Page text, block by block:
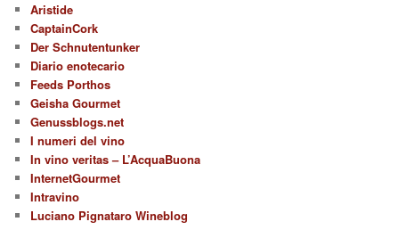
Aristide
CaptainCork
Der Schnutentunker
Diario enotecario
Feeds Porthos
Geisha Gourmet
Genussblogs.net
I numeri del vino
In vino veritas – L’AcquaBuona
InternetGourmet
Intravino
Luciano Pignataro Wineblog